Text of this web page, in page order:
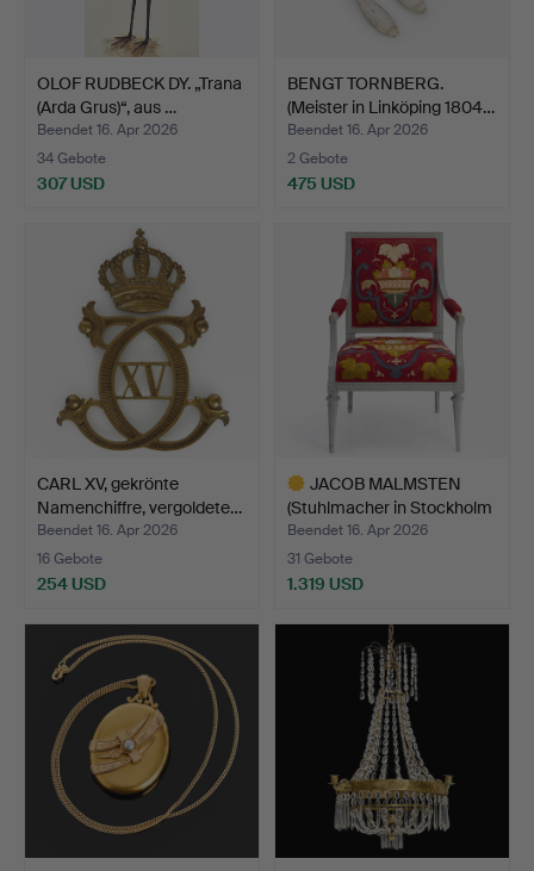
OLOF RUDBECK DY. „Trana
(Arda Grus)“, aus …
Beendet 16. Apr 2026
34 Gebote
307 USD
BENGT TORNBERG.
(Meister in Linköping 1804…
Beendet 16. Apr 2026
2 Gebote
475 USD
CARL XV, gekrönte
Namenchiffre, vergoldete…
Beendet 16. Apr 2026
16 Gebote
254 USD
JACOB MALMSTEN
(Stuhlmacher in Stockholm
1…
Beendet 16. Apr 2026
31 Gebote
1.319 USD